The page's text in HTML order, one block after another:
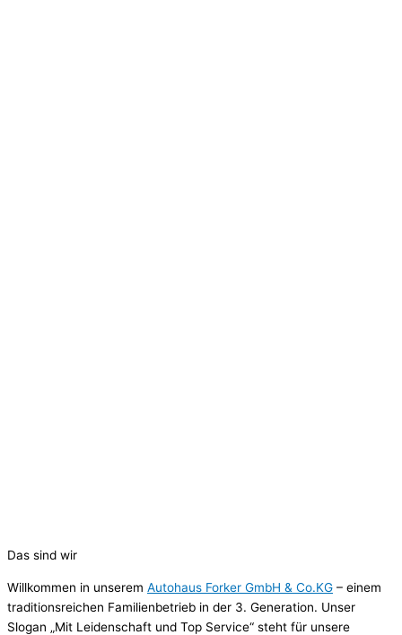
Das sind wir
Willkommen in unserem Autohaus Forker GmbH & Co.KG – einem
traditionsreichen Familienbetrieb in der 3. Generation. Unser
Slogan „Mit Leidenschaft und Top Service“ steht für unsere